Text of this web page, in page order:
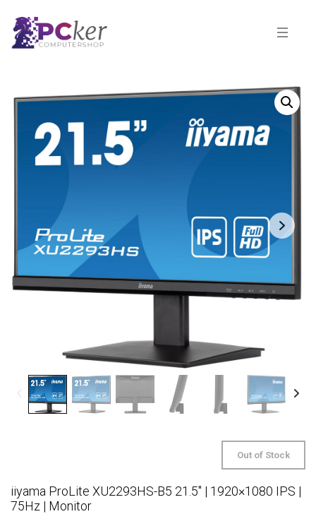
Out of Stock
iiyama ProLite XU2293HS-B5 21.5″ | 1920×1080 IPS |
75Hz | Monitor